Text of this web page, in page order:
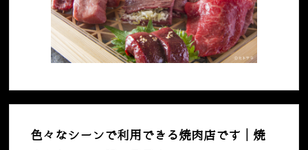
色々なシーンで利用できる焼肉店です｜焼